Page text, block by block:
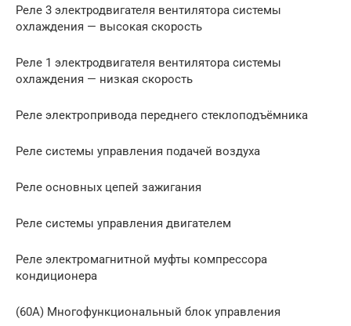
Реле 3 электродвигателя вентилятора системы
охлаждения — высокая скорость
Реле 1 электродвигателя вентилятора системы
охлаждения — низкая скорость
Реле электропривода переднего стеклоподъёмника
Реле системы управления подачей воздуха
Реле основных цепей зажигания
Реле системы управления двигателем
Реле электромагнитной муфты компрессора
кондиционера
(60A) Многофункциональный блок управления